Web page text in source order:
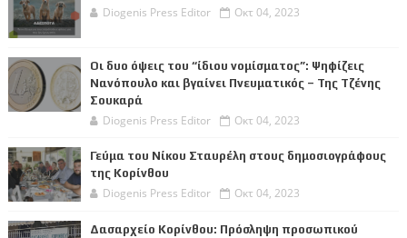
Diogenis Press Editor Οκτ 04, 2023
Οι δυο όψεις του “ίδιου νομίσματος”: Ψηφίζεις
Νανόπουλο και βγαίνει Πνευματικός – Της Τζένης
Σουκαρά
Diogenis Press Editor Οκτ 04, 2023
Γεύμα του Νίκου Σταυρέλη στους δημοσιογράφους
της Κορίνθου
Diogenis Press Editor Οκτ 04, 2023
Δασαρχείο Κορίνθου: Πρόσληψη προσωπικού